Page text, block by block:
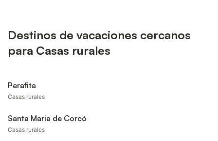
Destinos de vacaciones cercanos
para Casas rurales
Perafita
Casas rurales
Santa Maria de Corcó
Casas rurales